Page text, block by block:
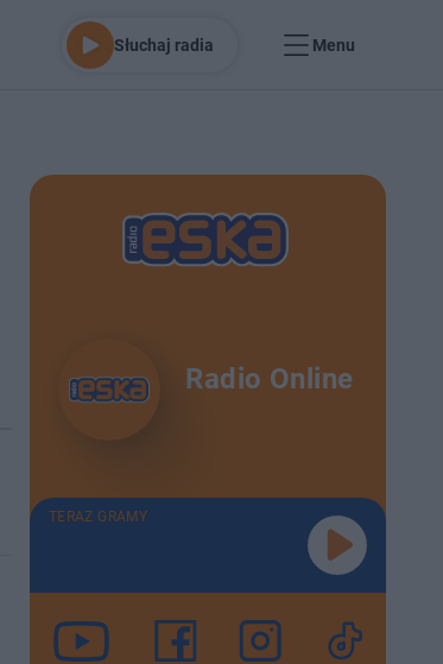
Słuchaj radia Menu
Radio Online
TERAZ GRAMY